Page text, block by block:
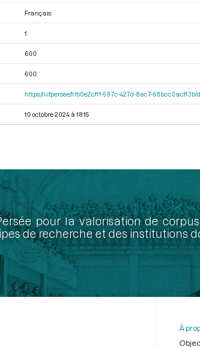
Français
1
600
600
https://iiif.persee.fr/b0e2cf11-597c-427d-8ac7-
10 octobre 2024 à 18:15
pour la valorisation de
de recherche et des institutions
À